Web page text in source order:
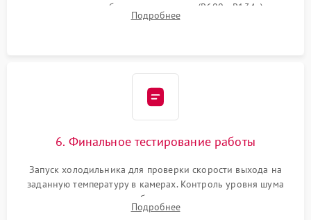
дозированным объемом хладагента (R600a, R134a) по
электронным весам. Контроль рабочего давления в системе.
Подробнее
6. Финальное тестирование работы
Запуск холодильника для проверки скорости выхода на
заданную температуру в камерах. Контроль уровня шума
компрессора, отсутствия обмерзания стенок и корректного
срабатывания системы автоматической оттайки.
Подробнее